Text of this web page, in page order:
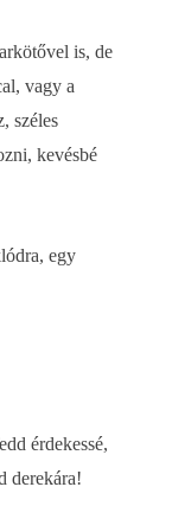
is, de
vagy a
széles
kevésbé
egy
érdekessé,
derekára!